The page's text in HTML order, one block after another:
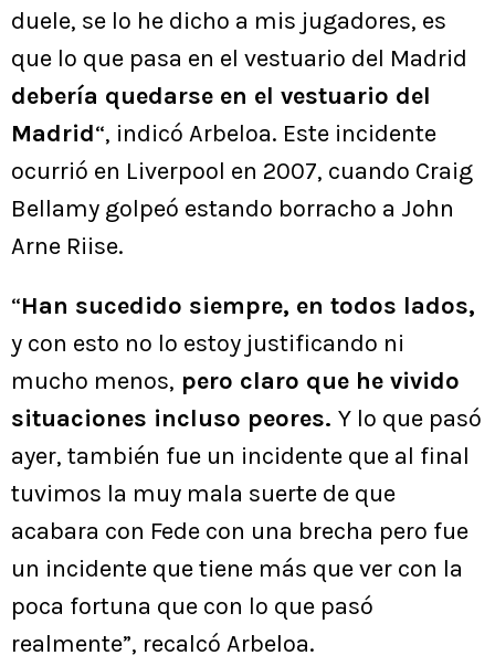
duele, se lo he dicho a mis jugadores, es
que lo que pasa en el vestuario del Madrid
debería quedarse en el vestuario del
Madrid“, indicó Arbeloa. Este incidente
ocurrió en Liverpool en 2007, cuando Craig
Bellamy golpeó estando borracho a John
Arne Riise.
“Han sucedido siempre, en todos lados,
y con esto no lo estoy justificando ni
mucho menos, pero claro que he vivido
situaciones incluso peores. Y lo que pasó
ayer, también fue un incidente que al final
tuvimos la muy mala suerte de que
acabara con Fede con una brecha pero fue
un incidente que tiene más que ver con la
poca fortuna que con lo que pasó
realmente”, recalcó Arbeloa.